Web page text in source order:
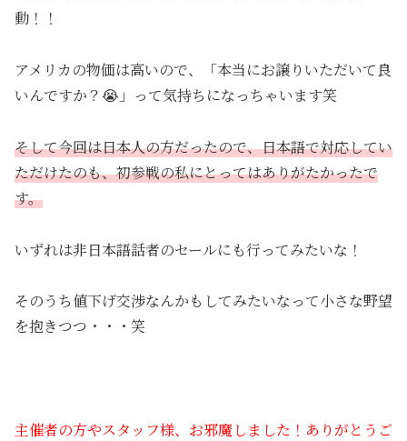
動！！
アメリカの物価は高いので、「本当にお譲りいただいて良
いんですか？😭」って気持ちになっちゃいます笑
そして今回は日本人の方だったので、日本語で対応してい
ただけたのも、初参戦の私にとってはありがたかったで
す。
いずれは非日本語話者のセールにも行ってみたいな！
そのうち値下げ交渉なんかもしてみたいなって小さな野望
を抱きつつ・・・笑
主催者の方やスタッフ様、お邪魔しました！ありがとうご